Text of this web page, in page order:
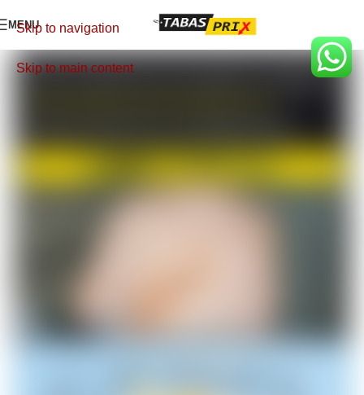
Skip to navigation
Skip to main content
MENU